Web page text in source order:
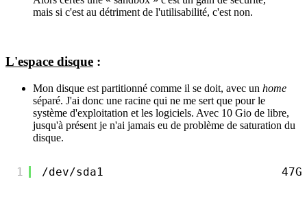
mais si c'est au détriment de l'utilisabilité, c'est non.
L'espace disque :
Mon disque est partitionné comme il se doit, avec un home
séparé. J'ai donc une racine qui ne me sert que pour le
système d'exploitation et les logiciels. Avec 10 Gio de libre,
jusqu'à présent je n'ai jamais eu de problème de saturation du
disque.
1 /dev/sda1